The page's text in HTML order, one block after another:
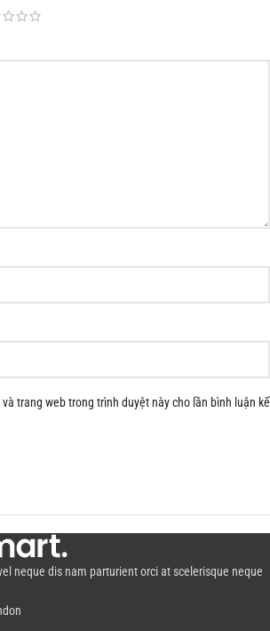
trang web trong trình duyệt này cho lần bình luận kế
neque dis nam parturient orci at scelerisque neque